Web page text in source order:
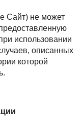
Сайт) не может
использовании
описанных
которой